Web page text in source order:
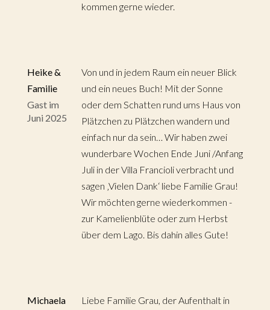
kommen gerne wieder.
Heike &
Familie
Gast im
Juni 2025
Von und in jedem Raum ein neuer Blick
und ein neues Buch! Mit der Sonne
oder dem Schatten rund ums Haus von
Plätzchen zu Plätzchen wandern und
einfach nur da sein… Wir haben zwei
wunderbare Wochen Ende Juni /Anfang
Juli in der Villa Francioli verbracht und
sagen ‚Vielen Dank‘ liebe Familie Grau!
Wir möchten gerne wiederkommen -
zur Kamelienblüte oder zum Herbst
über dem Lago. Bis dahin alles Gute!
Michaela
Liebe Familie Grau, der Aufenthalt in